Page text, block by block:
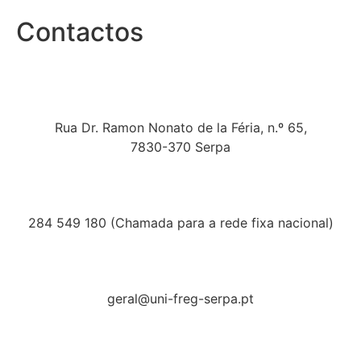
Contactos
Rua Dr. Ramon Nonato de la Féria, n.º 65,
7830-370 Serpa
284 549 180 (Chamada para a rede fixa nacional)
geral@uni-freg-serpa.pt